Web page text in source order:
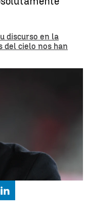
discurso en la
del cielo nos han
de Rubiales |
13:02
Linkedin